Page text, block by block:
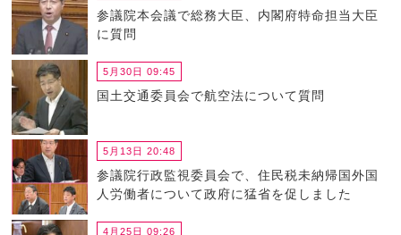
参議院本会議で総務大臣、内閣府特命担当大臣
に質問
5月30日 09:45
国土交通委員会で航空法について質問
5月13日 20:48
参議院行政監視委員会で、住民税未納帰国外国
人労働者について政府に猛省を促しました
4月25日 09:26